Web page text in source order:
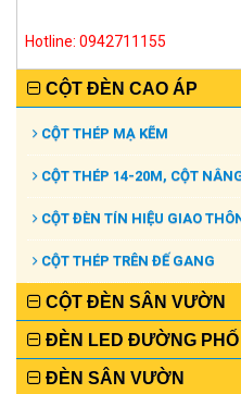
Hotline: 0942711155
CỘT ĐÈN CAO ÁP
CỘT THÉP MẠ KẼM
CỘT THÉP 14-20M, CỘT
CỘT ĐÈN TÍN HIỆU GIAO
CỘT THÉP TRÊN ĐẾ GANG
CỘT ĐÈN SÂN VƯỜN
ĐÈN LED ĐƯỜNG PHỐ
ĐÈN SÂN VƯỜN